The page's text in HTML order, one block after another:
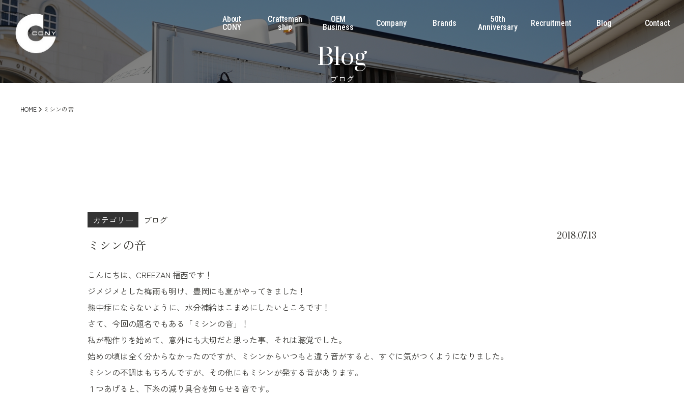
About
CONY
Craftsman
ship
OEM
Business
Company Brands
50th
Anniversary
Recruitment Blog Contact
Blog
ブログ
HOME ミシンの音
カテゴリー ブログ
ミシンの音 2018.07.13
こんにちは、CREEZAN 福西です！
ジメジメとした梅雨も明け、豊岡にも夏がやってきました！
熱中症にならないように、水分補給はこまめにしたいところです！
さて、今回の題名でもある「ミシンの音」！
私が鞄作りを始めて、意外にも大切だと思った事、それは聴覚でした。
始めの頃は全く分からなかったのですが、ミシンからいつもと違う音がすると、すぐに気がつくようになりました。
ミシンの不調はもちろんですが、その他にもミシンが発する音があります。
１つあげると、下糸の減り具合を知らせる音です。